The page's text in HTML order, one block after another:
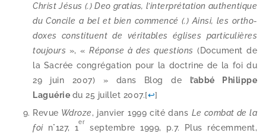
Christ Jésus (.) Deo gra­tias, l’in­ter­pré­ta­tion authen­tique
du Concile a bel et bien com­men­cé (.) Ainsi, les ortho­
doxes consti­tuent de véri­tables églises par­ti­cu­lières
tou­jours », « Réponse à des ques­tions (Document de
la Sacrée congré­ga­tion pour la doc­trine de la foi du
29 juin 2007) » dans Blog de l’ab­bé Philippe
Laguérie du 25 juillet 2007.[↩]
Revue Wdroze, jan­vier 1999 cité dans Le com­bat de la
foin°127, 1
er
sep­tembre 1999, p.7. Plus récem­ment,